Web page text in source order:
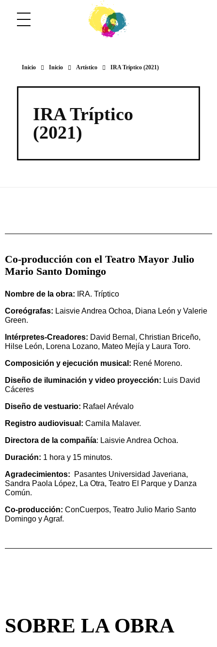
ConCuerpos
Danza Inclusiva en Colombia
Inicio Inicio Artístico IRA Tríptico (2021)
IRA Tríptico
(2021)
Co-producción con el Teatro Mayor Julio
Mario Santo Domingo
Nombre de la obra: IRA. Tríptico
Coreógrafas: Laisvie Andrea Ochoa, Diana León y Valerie
Green.
Intérpretes-Creadores: David Bernal, Christian Briceño,
Hilse León, Lorena Lozano, Mateo Mejía y Laura Toro.
Composición y ejecución musical: René Moreno.
Diseño de iluminación y video proyección: Luis David
Cáceres
Diseño de vestuario: Rafael Arévalo
Registro audiovisual: Camila Malaver.
Directora de la compañía: Laisvie Andrea Ochoa.
Duración: 1 hora y 15 minutos.
Agradecimientos: Pasantes Universidad Javeriana,
Sandra Paola López, La Otra, Teatro El Parque y Danza
Común.
Co-producción: ConCuerpos, Teatro Julio Mario Santo
Domingo y Agraf.
SOBRE LA OBRA